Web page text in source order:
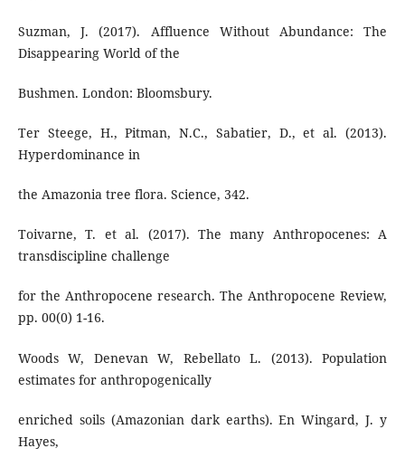
Suzman, J. (2017). Affluence Without Abundance: The
Disappearing World of the
Bushmen. London: Bloomsbury.
Ter Steege, H., Pitman, N.C., Sabatier, D., et al. (2013).
Hyperdominance in
the Amazonia tree flora. Science, 342.
Toivarne, T. et al. (2017). The many Anthropocenes: A
transdiscipline challenge
for the Anthropocene research. The Anthropocene Review,
pp. 00(0) 1-16.
Woods W, Denevan W, Rebellato L. (2013). Population
estimates for anthropogenically
enriched soils (Amazonian dark earths). En Wingard, J. y
Hayes,